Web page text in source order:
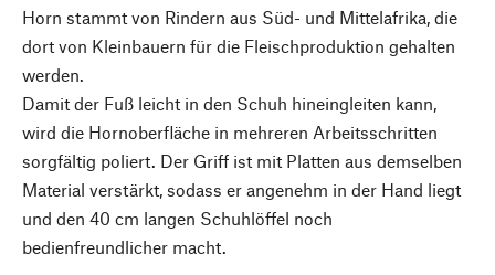
Horn stammt von Rindern aus Süd- und Mittelafrika, die
dort von Kleinbauern für die Fleischproduktion gehalten
werden.
Damit der Fuß leicht in den Schuh hineingleiten kann,
wird die Hornoberfläche in mehreren Arbeitsschritten
sorgfältig poliert. Der Griff ist mit Platten aus demselben
Material verstärkt, sodass er angenehm in der Hand liegt
und den 40 cm langen Schuhlöffel noch
bedienfreundlicher macht.